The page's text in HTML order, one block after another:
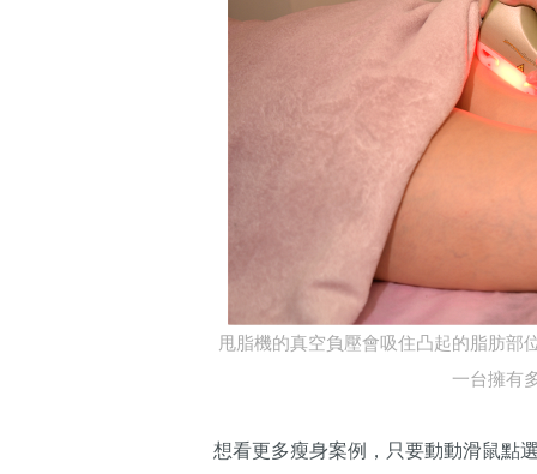
甩脂機的真空負壓會吸住凸起的脂肪部
一台擁有
想看更多瘦身案例，只要動動滑鼠點